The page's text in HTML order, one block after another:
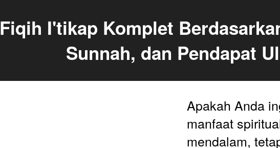
Fiqih I'tikap Komplet
Sunnah, dan Pendapat
Apakah Anda
manfaat
mendalam,